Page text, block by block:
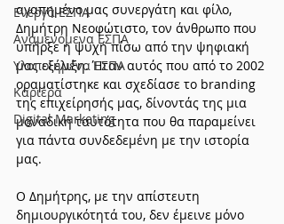
Ενεργά ΕΣΠΑ
Αναμενόμενα ΕΣΠΑ
Υλοποιημένα ΕΣΠΑ
Καριέρα
Digital Marketing
αγαπημένο μας συνεργάτη και φίλο,
Δημήτρη Νεοφώτιστο, τον άνθρωπο που
υπήρξε η ψυχή πίσω από την ψηφιακή
μας εξέλιξη. Ήταν αυτός που από το 2002
οραματίστηκε και σχεδίασε το branding
της επιχείρησής μας, δίνοντάς της μια
μοναδική ταυτότητα που θα παραμείνει
για πάντα συνδεδεμένη με την ιστορία
μας.
Ο Δημήτρης, με την απίστευτη
δημιουργικότητά του, δεν έμεινε μόνο